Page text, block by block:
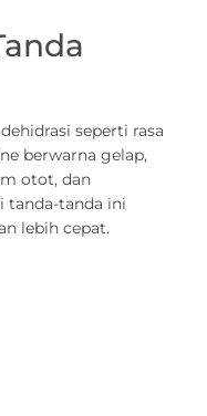
seperti rasa
berwarna gelap,
otot, dan
tanda-tanda ini
lebih cepat.